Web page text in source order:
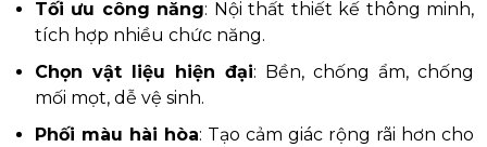
Tối ưu công năng: Nội thất thiết kế thông minh,
tích hợp nhiều chức năng.
Chọn vật liệu hiện đại: Bền, chống ẩm, chống
mối mọt, dễ vệ sinh.
Phối màu hài hòa: Tạo cảm giác rộng rãi hơn cho